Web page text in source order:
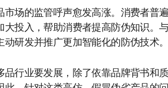
场的监管呼声愈发高涨。消费者普
投入，帮助消费者提高防伪知识。
研发并推广更加智能化的防伪技术。
行业要发展，除了依靠品牌背书和